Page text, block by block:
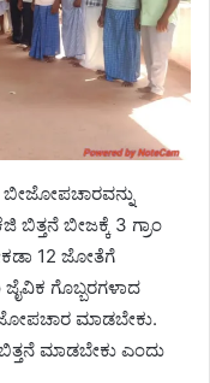
ಬೀಜಕ್ಕೆ 3 ಗ್ರಾಂ
12 ಜೋತೆಗೆ
ಗೊಬ್ಬರಗಳಾದ
ಮಾಡಬೇಕು.
ಮಾಡಬೇಕು ಎಂದು